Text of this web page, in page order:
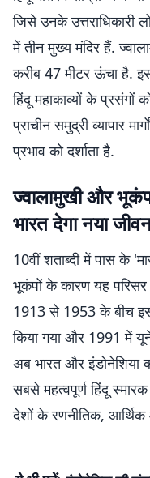
जिसे उनके उत्तराधिकारी
में तीन मुख्य मंदिर हैं.
करीब 47 मीटर ऊंचा है.
हिंदू महाकाव्यों के प्रसंगों
प्राचीन समुद्री व्यापार
प्रभाव को दर्शाता है.
ज्वालामुखी और
भारत देगा नया
10वीं शताब्दी में पास के
भूकंपों के कारण यह परिसर
1913 से 1953 के बीच
किया गया और 1991 में
अब भारत और इंडोनेशिया
सबसे महत्वपूर्ण हिंदू
देशों के रणनीतिक,